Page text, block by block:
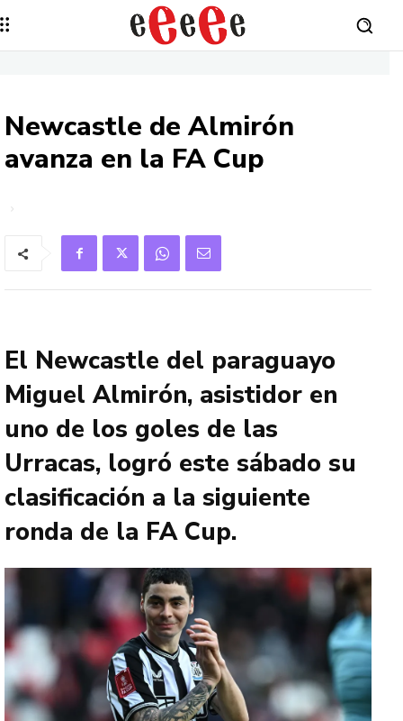
Newcastle de Almirón
avanza en la FA Cup
El Newcastle del paraguayo
Miguel Almirón, asistidor en
uno de los goles de las
Urracas, logró este sábado su
clasificación a la siguiente
ronda de la FA Cup.